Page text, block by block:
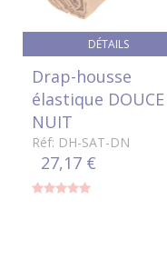
DÉTAILS
Drap-housse
élastique DOUCE
NUIT
Réf: DH-SAT-DN
27,17 €